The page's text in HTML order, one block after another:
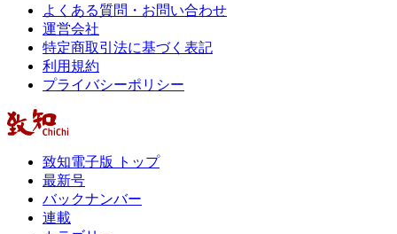
よくある質問・お問い合わせ
運営会社
特定商取引法に基づく表記
利用規約
プライバシーポリシー
致知電子版 トップ
最新号
バックナンバー
連載